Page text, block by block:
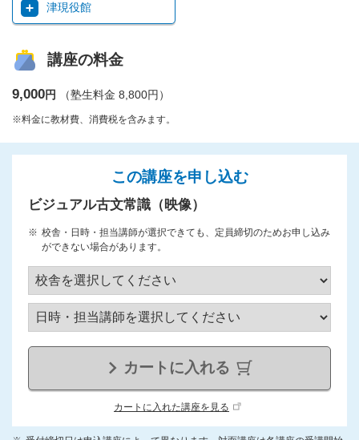
津現役館
講座の料金
9,000円 （塾生料金 8,800円）
※料金に教材費、消費税を含みます。
この講座を申し込む
ビジュアル古文常識（映像）
校舎・日時・担当講師が選択できても、定員締切のためお申し込み
ができない場合があります。
カートに入れる
カートに入れた講座を見る